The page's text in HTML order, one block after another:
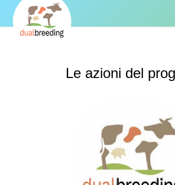
Le azioni del